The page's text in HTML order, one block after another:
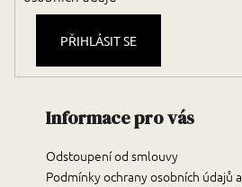
PŘIHLÁSIT SE
Informace pro vás
Odstoupení od smlouvy
Podmínky ochrany osobních údajů